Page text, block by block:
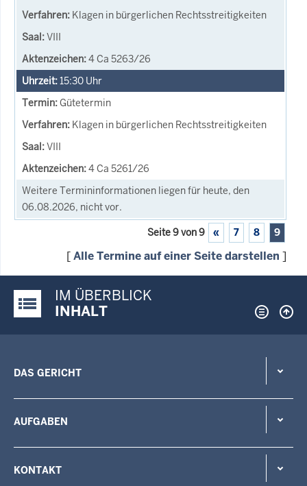
Klagen in bürgerlichen Rechtsstreitigkeiten
VIII
4 Ca 5263/26
15:30 Uhr
Gütetermin
Klagen in bürgerlichen Rechtsstreitigkeiten
VIII
4 Ca 5261/26
Weitere Termininformationen liegen für heute, den
06.08.2026, nicht vor.
Seite 9 von 9 « 7 8 9
[Alle Termine auf einer Seite darstellen ]
Justiz-Portal im Überblick:
IM ÜBERBLICK
INHALT
DAS GERICHT
AUFGABEN
KONTAKT